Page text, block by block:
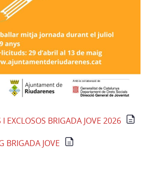
EXCLOSOS BRIGADA JOVE 2026
BRIGADA JOVE